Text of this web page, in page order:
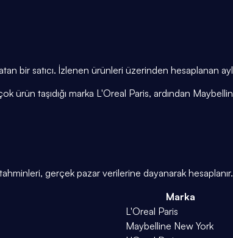
bir satıcı. İzlenen ürünleri üzerinden hesaplanan
ürün taşıdığı marka L'Oreal Paris, ardından
gerçek pazar verilerine dayanarak hesaplanır.
Marka
L'Oreal Paris
Maybelline New York